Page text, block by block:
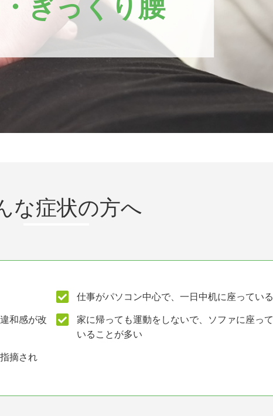
ぎっくり腰
な症状の方へ
仕事がパソコン中心で、一日中机に座っている
和感が改
家に帰っても運動をしないで、ソファに座って
いることが多い
摘され